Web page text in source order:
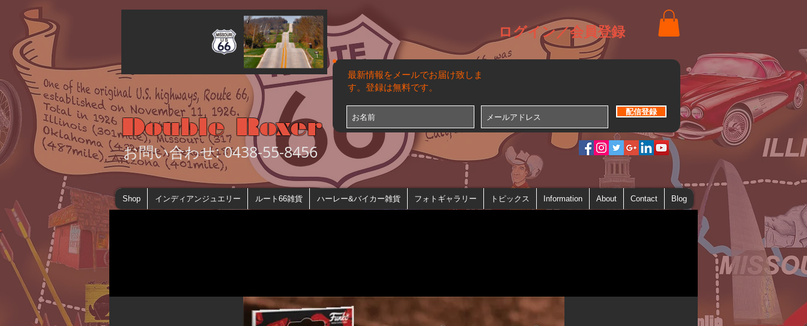
お問い合わせ: 0438-55-8456
Double Roxer
ログイン／会員登録
最新情報をメールでお届け致しま
す。登録は無料です。
配信登録
Shop インディアンジュエリー ルート66雑貨 ハーレー&バイカー雑貨 フォトギャラリー トピックス Information About Contact Blog